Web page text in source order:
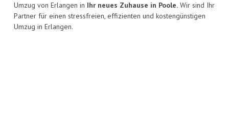
Umzug von Erlangen in Ihr neues Zuhause in Poole. Wir sind Ihr
Partner für einen stressfreien, effizienten und kostengünstigen
Umzug in Erlangen.